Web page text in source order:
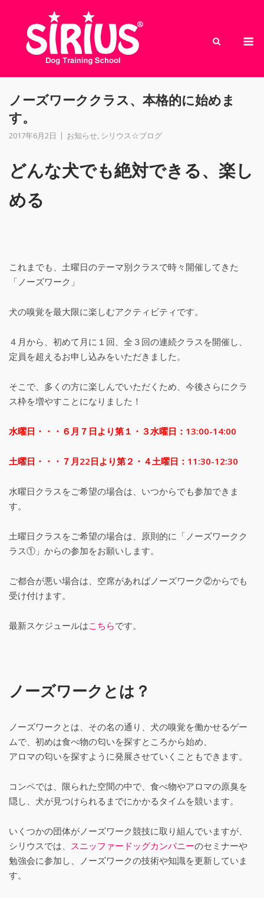
content
ノーズワーククラス、本格的に始めま
す。
2017年6月2日 お知らせ, シリウス☆ブログ
どんな犬でも絶対できる、楽し
める
これまでも、土曜日のテーマ別クラスで時々開催してきた
「ノーズワーク」
犬の嗅覚を最大限に楽しむアクティビティです。
４月から、初めて月に１回、全３回の連続クラスを開催し、
定員を超えるお申し込みをいただきました。
そこで、多くの方に楽しんでいただくため、今後さらにクラ
ス枠を増やすことになりました！
水曜日・・・６月７日より第１・３水曜日：13:00-14:00
土曜日・・・７月22日より第２・４土曜日：11:30-12:30
水曜日クラスをご希望の場合は、いつからでも参加できま
す。
土曜日クラスをご希望の場合は、原則的に「ノーズワークク
ラス①」からの参加をお願いします。
ご都合が悪い場合は、空席があればノーズワーク②からでも
受け付けます。
最新スケジュールはこちらです。
ノーズワークとは？
ノーズワークとは、その名の通り、犬の嗅覚を働かせるゲー
ムで、初めは食べ物の匂いを探すところから始め、
アロマの匂いを探すように発展させていくこともできます。
コンペでは、限られた空間の中で、食べ物やアロマの原臭を
隠し、犬が見つけられるまでにかかるタイムを競います。
いくつかの団体がノーズワーク競技に取り組んでいますが、
シリウスでは、 スニッファードッグカンパニーのセミナーや
勉強会に参加し、ノーズワークの技術や知識を更新していま
す。